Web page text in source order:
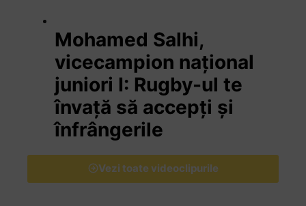
Mohamed Salhi,
vicecampion național
juniori I: Rugby-ul te
învață să accepți și
înfrângerile
Vezi toate videoclipurile